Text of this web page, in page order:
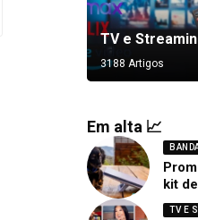
TV e
3188 Artigos
Em alta 📈
kit
TV E